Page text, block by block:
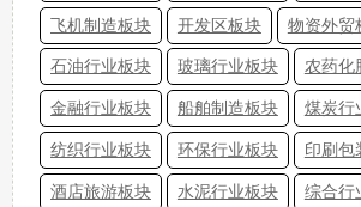
飞机制造板块 开发区板块 物资外贸
石油行业板块 玻璃行业板块 农药化
金融行业板块 船舶制造板块 煤炭行
纺织行业板块 环保行业板块 印刷包
酒店旅游板块 水泥行业板块 综合行